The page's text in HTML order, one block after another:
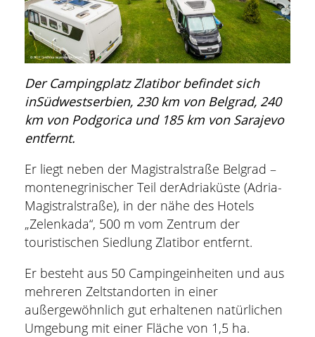
Der Campingplatz Zlatibor befindet sich
inSüdwestserbien, 230 km von Belgrad, 240
km von Podgorica und 185 km von Sarajevo
entfernt.
Er liegt neben der Magistralstraße Belgrad –
montenegrinischer Teil derAdriaküste (Adria-
Magistralstraße), in der nähe des Hotels
„Zelenkada“, 500 m vom Zentrum der
touristischen Siedlung Zlatibor entfernt.
Er besteht aus 50 Campingeinheiten und aus
mehreren Zeltstandorten in einer
außergewöhnlich gut erhaltenen natürlichen
Umgebung mit einer Fläche von 1,5 ha.